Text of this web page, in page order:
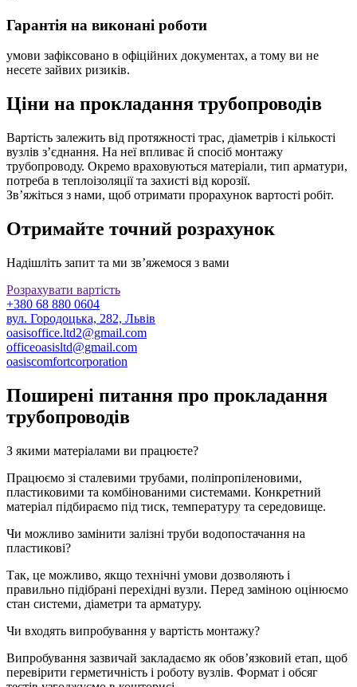
Гарантія на виконані роботи
умови зафіксовано в офіційних документах, а тому ви не
несете зайвих ризиків.
Ціни на прокладання трубопроводів
Вартість залежить від протяжності трас, діаметрів і кількості
вузлів з’єднання. На неї впливає й спосіб монтажу
трубопроводу. Окремо враховуються матеріали, тип арматури,
потреба в теплоізоляції та захисті від корозії.
Зв’яжіться з нами, щоб отримати прорахунок вартості робіт.
Отримайте точний розрахунок
Надішліть запит та ми зв’яжемося з вами
Розрахувати вартість
+380 68 880 0604
вул. Городоцька, 282, Львів
oasisoffice.ltd2@gmail.com
officeoasisltd@gmail.com
oasiscomfortcorporation
Поширені питання про прокладання
трубопроводів
З якими матеріалами ви працюєте?
Працюємо зі сталевими трубами, поліпропіленовими,
пластиковими та комбінованими системами. Конкретний
матеріал підбираємо під тиск, температуру та середовище.
Чи можливо замінити залізні труби водопостачання на
пластикові?
Так, це можливо, якщо технічні умови дозволяють і
правильно підібрані перехідні вузли. Перед заміною оцінюємо
стан системи, діаметри та арматуру.
Чи входять випробування у вартість монтажу?
Випробування зазвичай закладаємо як обов’язковий етап, щоб
перевірити герметичність і роботу вузлів. Формат і обсяг